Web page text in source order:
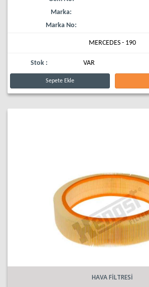
Marka:
Marka No:
MERCEDES - 190
Stok : VAR
Sepete Ekle
HAVA FİLTRESİ